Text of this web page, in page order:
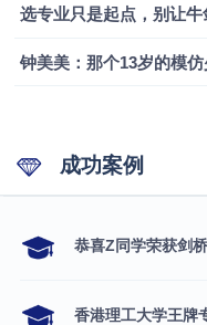
选专业只是起点，别让
成功案例
恭喜Z同学荣获剑
香港理工大学王牌